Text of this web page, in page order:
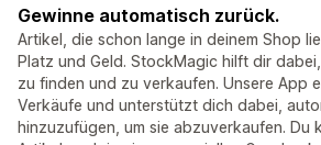
Gewinne automatisch zurück.
Artikel, die schon lange in deinem Shop
Platz und Geld. StockMagic hilft dir
zu finden und zu verkaufen. Unsere App
Verkäufe und unterstützt dich dabei,
hinzuzufügen, um sie abzuverkaufen. Du